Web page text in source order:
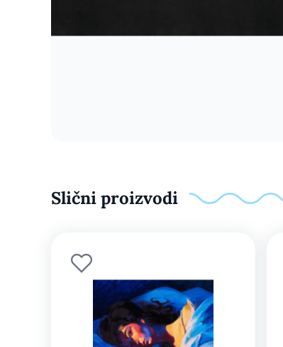
Slični proizvodi